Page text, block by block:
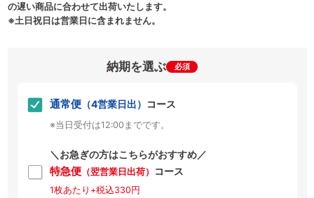
の遅い商品に合わせて出荷いたします。
※土日祝日は営業日に含まれません。
納期を選ぶ 必須
通常便（4営業日出） コース
※当日受付は12:00までです。
＼お急ぎの方はこちらがおすすめ／
特急便 （翌営業日出荷） コース
1枚あたり+税込330円